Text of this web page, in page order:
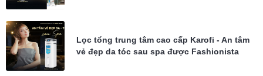
Lọc tổng trung tâm cao cấp Karofi - An tâm
vẻ đẹp da tóc sau spa được Fashionista